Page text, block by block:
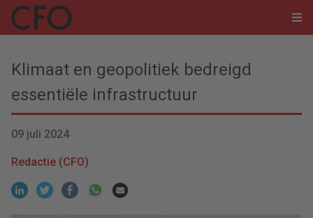
Klimaat en geopolitiek bedreigd
essentiële infrastructuur
09 juli 2024
Redactie (CFO)